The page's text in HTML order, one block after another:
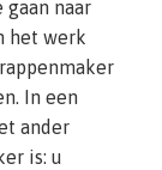
gaan naar
het werk
In een
ander
is: u